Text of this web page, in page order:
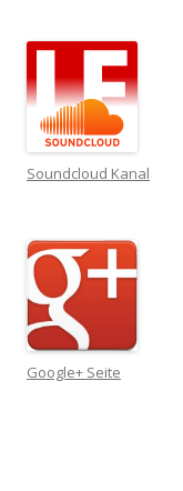
Soundcloud Kanal
Google+ Seite